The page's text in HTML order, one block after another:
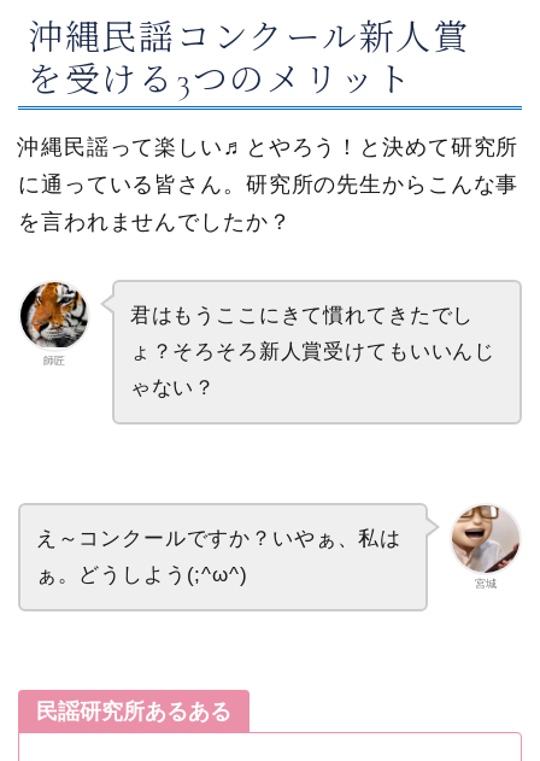
沖縄民謡コンクール新人賞
を受ける3つのメリット
沖縄民謡って楽しい♬とやろう！と決めて研究所
に通っている皆さん。研究所の先生からこんな事
を言われませんでしたか？
師匠
君はもうここにきて慣れてきたでし
ょ？そろそろ新人賞受けてもいいんじ
ゃない？
宮城
え～コンクールですか？いやぁ、私は
ぁ。どうしよう(;^ω^)
民謡研究所あるある